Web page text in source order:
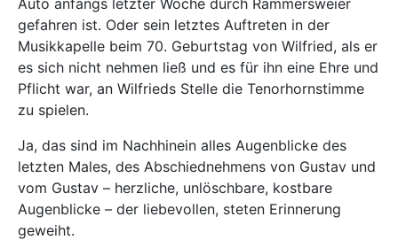
Auto anfangs letzter Woche durch Rammersweier
gefahren ist. Oder sein letztes Auftreten in der
Musikkapelle beim 70. Geburtstag von Wilfried, als er
es sich nicht nehmen ließ und es für ihn eine Ehre und
Pflicht war, an Wilfrieds Stelle die Tenorhornstimme
zu spielen.
Ja, das sind im Nachhinein alles Augenblicke des
letzten Males, des Abschiednehmens von Gustav und
vom Gustav – herzliche, unlöschbare, kostbare
Augenblicke – der liebevollen, steten Erinnerung
geweiht.